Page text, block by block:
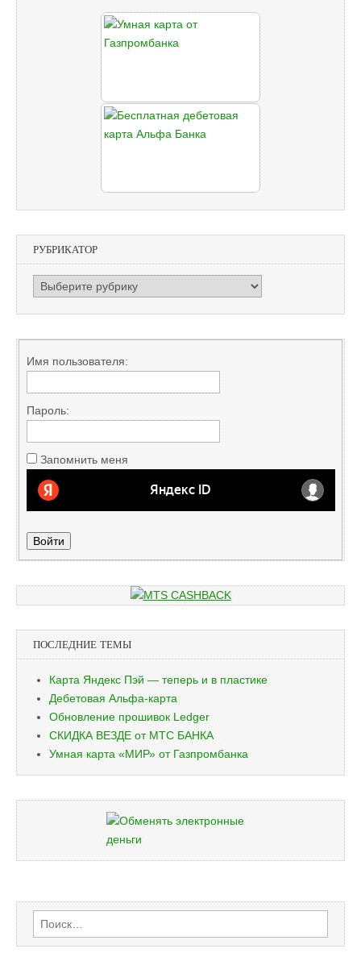
РУБРИКАТОР
РУБРИКАТОР
Имя пользователя:
Пароль:
Запомнить меня
Войти
ПОСЛЕДНИЕ ТЕМЫ
Карта Яндекс Пэй — теперь и в пластике
Дебетовая Альфа-карта
Обновление прошивок Ledger
СКИДКА ВЕЗДЕ от МТС БАНКА
Умная карта «МИР» от Газпромбанка
Найти: